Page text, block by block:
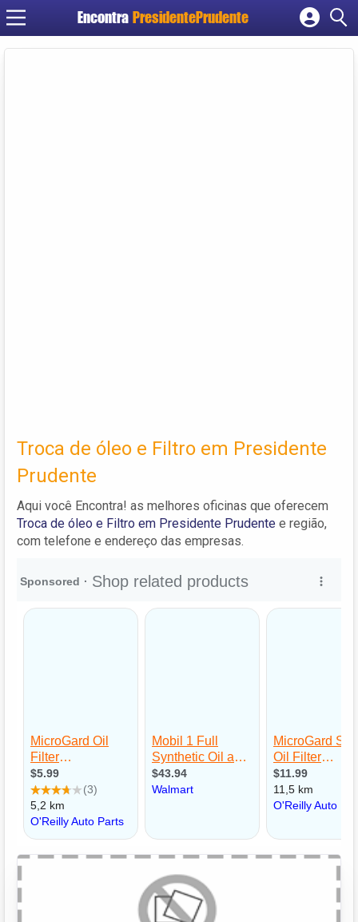
Encontra PresidentePrudente
Cadastrar empresa
Troca de óleo e Filtro em Presidente
Prudente
Aqui você Encontra! as melhores oficinas que oferecem
Troca de óleo e Filtro em Presidente Prudente e região,
com telefone e endereço das empresas.